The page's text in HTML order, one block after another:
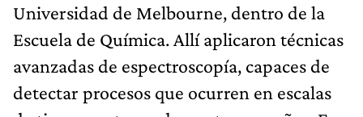
Universidad de Melbourne, dentro de la
Escuela de Química. Allí aplicaron técnicas
avanzadas de espectroscopía, capaces de
detectar procesos que ocurren en escalas